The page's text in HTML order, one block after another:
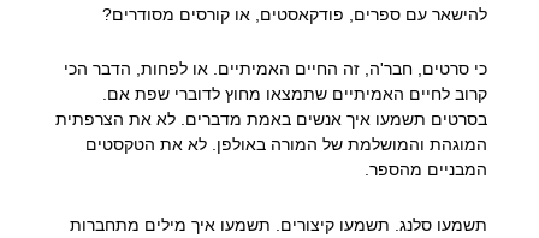
להישאר עם ספרים, פודקאסטים, או קורסים מסודרים?
כי סרטים, חבר'ה, זה החיים האמיתיים. או לפחות, הדבר הכי
קרוב לחיים האמיתיים שתמצאו מחוץ לדוברי שפת אם.
בסרטים תשמעו איך אנשים באמת מדברים. לא את הצרפתית
המוגהת והמושלמת של המורה באולפן. לא את הטקסטים
המבניים מהספר.
תשמעו סלנג. תשמעו קיצורים. תשמעו איך מילים מתחברות